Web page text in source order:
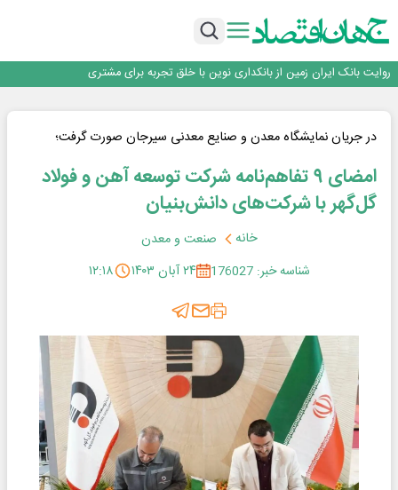
اجرای برنامه تحول بانک با تمرکز بر منابع پایدار، درآمدهای کارمزدی و بازسازی اعتماد
داد
روایت بانک ایران زمین از بانکداری نوین با خلق تجربه برای مشتری
سرپرست اداره کل روابط عمومی بیمه مرکزی منصوب شد
اجرای برنامه تحول بانک با تمرکز بر منابع پایدار، درآمدهای کارمزدی و بازسازی اعتماد
در جریان نمایشگاه معدن و صنایع معدنی سیرجان صورت گرفت؛
امضای ۹ تفاهم‌نامه شرکت توسعه آهن و فولاد
گل‌گهر با شرکت‌های دانش‌بنیان
خانه
صنعت و معدن
شناسه خبر: 176027
۲۴ آبان ۱۴۰۳ ۱۲:۱۸